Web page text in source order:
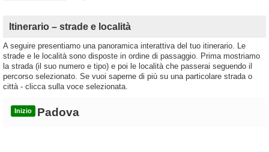
Itinerario – strade e località
A seguire presentiamo una panoramica interattiva del tuo itinerario. Le
strade e le località sono disposte in ordine di passaggio. Prima mostriamo
la strada (il suo numero e tipo) e poi le località che passerai seguendo il
percorso selezionato. Se vuoi saperne di più su una particolare strada o
città - clicca sulla voce selezionata.
Inizio Padova